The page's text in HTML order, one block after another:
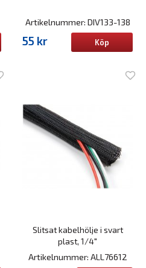
Artikelnummer: DIV133-138
55 kr Köp
Slitsat kabelhölje i svart
plast, 1/4"
Artikelnummer: ALL76612